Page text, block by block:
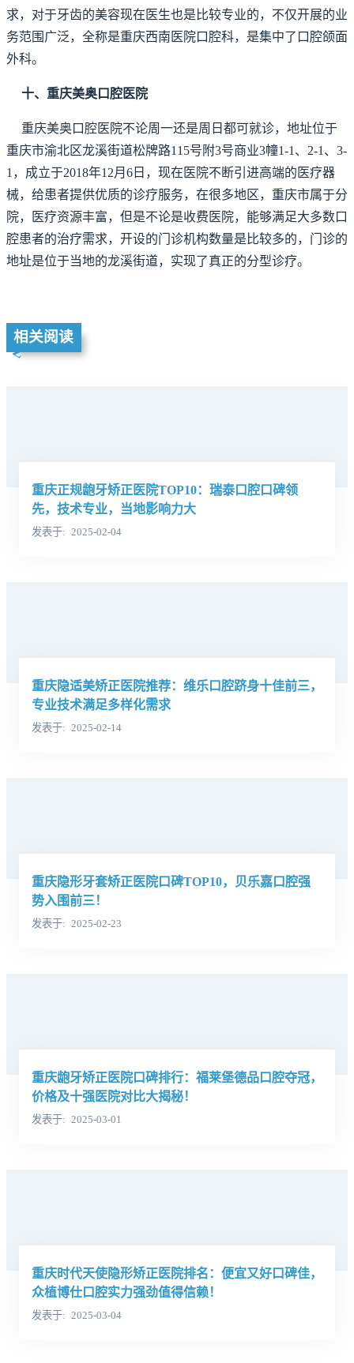
求，对于牙齿的美容现在医生也是比较专业的，不仅开展的业
务范围广泛，全称是重庆西南医院口腔科，是集中了口腔颌面
外科。
十、重庆美奥口腔医院
重庆美奥口腔医院不论周一还是周日都可就诊，地址位于
重庆市渝北区龙溪街道松牌路115号附3号商业3幢1-1、2-1、3-
1，成立于2018年12月6日，现在医院不断引进高端的医疗器
械，给患者提供优质的诊疗服务，在很多地区，重庆市属于分
院，医疗资源丰富，但是不论是收费医院，能够满足大多数口
腔患者的治疗需求，开设的门诊机构数量是比较多的，门诊的
地址是位于当地的龙溪街道，实现了真正的分型诊疗。
相关阅读
重庆正规龅牙矫正医院TOP10：瑞泰口腔口碑领
先，技术专业，当地影响力大
发表于 2025-02-04
重庆隐适美矫正医院推荐：维乐口腔跻身十佳前三，
专业技术满足多样化需求
发表于 2025-02-14
重庆隐形牙套矫正医院口碑TOP10，贝乐嘉口腔强
势入围前三！
发表于 2025-02-23
重庆龅牙矫正医院口碑排行：福莱堡德品口腔夺冠，
价格及十强医院对比大揭秘！
发表于 2025-03-01
重庆时代天使隐形矫正医院排名：便宜又好口碑佳，
众植博仕口腔实力强劲值得信赖！
发表于 2025-03-04